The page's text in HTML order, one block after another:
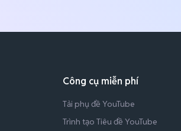
Công cụ miễn phí
Tải phụ đề YouTube
Trình tạo Tiêu đề YouTube